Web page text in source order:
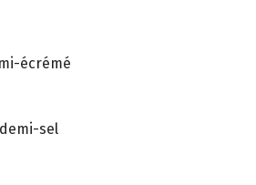
écrémé
sel